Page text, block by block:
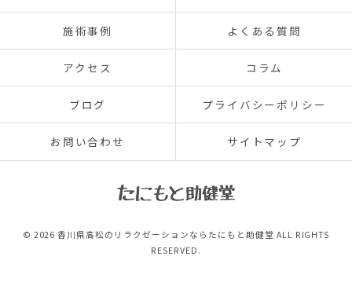
施術事例 よくある質問
アクセス コラム
ブログ プライバシーポリシー
お問い合わせ サイトマップ
© 2026 香川県高松のリラクゼーションならたにもと助健堂 ALL RIGHTS
RESERVED.